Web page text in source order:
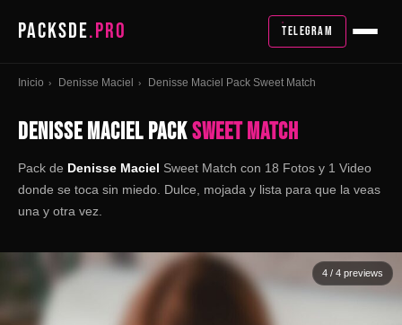
PACKSDE.PRO TELEGRAM
Inicio › Denisse Maciel › Denisse Maciel Pack Sweet Match
DENISSE MACIEL PACKSWEET MATCH
Pack de Denisse Maciel Sweet Match con 18 Fotos y 1 Video
donde se toca sin miedo. Dulce, mojada y lista para que la veas
una y otra vez.
4 / 4 previews